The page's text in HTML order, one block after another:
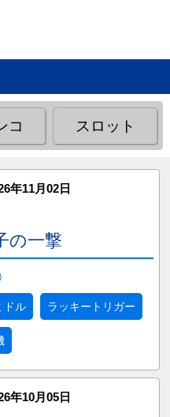
コ スロット
年11月02日
の一撃
ドル ラッキートリガー
年10月05日